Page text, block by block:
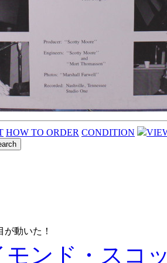
HOW TO ORDER CONDITION
動いた！
ンド・スコ